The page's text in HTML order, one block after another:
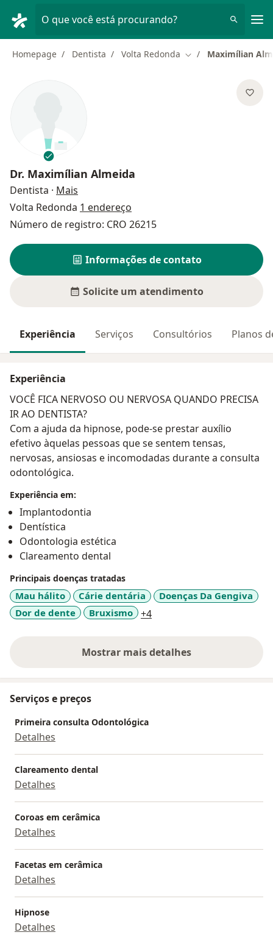
O que você está procurando?
Homepage Dentista Volta Redonda Mudar de cidade
Maximílian
Dr. Maximílian Almeida
Dentista · Mais
Volta Redonda 1 endereço
Número de registro: CRO 26215
Informações de contato
Solicite um atendimento
Experiência Serviços Consultórios Planos
Experiência
VOCÊ FICA NERVOSO OU NERVOSA QUANDO PRECISA
IR AO DENTISTA?
Com a ajuda da hipnose, pode-se prestar auxílio
efetivo àquelas pessoas que se sentem tensas,
nervosas, ansiosas e incomodadas durante a consulta
odontológica.
Experiência em:
Implantodontia
Dentística
Odontologia estética
Clareamento dental
Principais doenças tratadas
Mau hálito Cárie dentária
Doenças Da Gengiva
Dor de dente
Bruxismo +4a11y_sr_more_diseases
Mostrar mais detalhes
sobre a experiência
Serviços e preços
Primeira consulta Odontológica
Detalhes
Clareamento dental
Detalhes
Coroas em cerâmica
Detalhes
Facetas em cerâmica
Detalhes
Hipnose
Detalhes